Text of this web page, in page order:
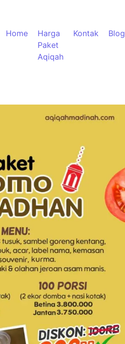
Home
Harga
Paket
Aqiqah
Kontak Blog